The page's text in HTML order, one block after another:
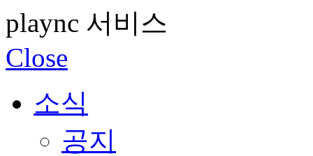
plaync 서비스
Close
소식
공지